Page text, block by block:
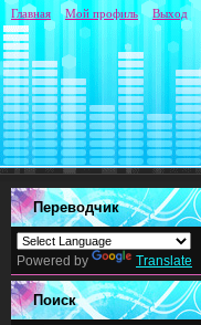
Главная Мой профиль Выход
Переводчик
Powered by Translate
Поиск